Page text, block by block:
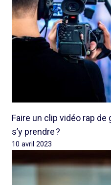
Faire un clip vidéo rap
s’y prendre ?
10 avril 2023